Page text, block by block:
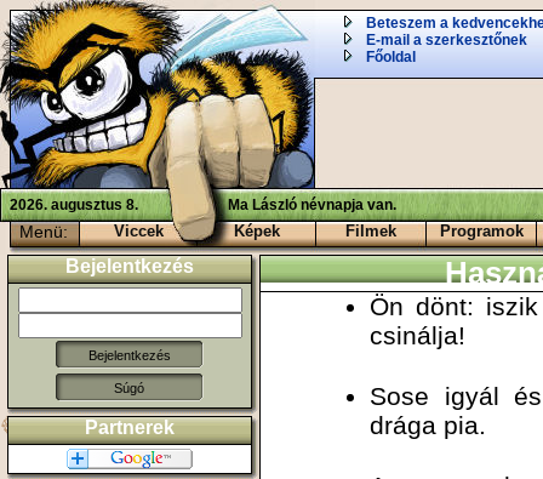
Beteszem a
E-mail a szerkesztőnek
Főoldal
2026. augusztus 8. Ma László névnapja van.
Menü: Viccek Képek Filmek Programok
Bejelentkezés
Súgó
Partnerek
Ön dönt:
csinálja!
Sose igyál
drága pia.